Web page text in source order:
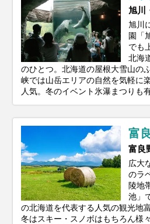
旭川
旭川
園「
でも
北海
のひとつ。北海道の屋根大雪山の
峡では山岳エリアの自然を気軽に
人気。冬のイベント氷瀑まつりも有
富
富良
広大
のラ
陵地
池」
の北海道を代表する人気の観光地
冬はスキー・スノボはもちろん様